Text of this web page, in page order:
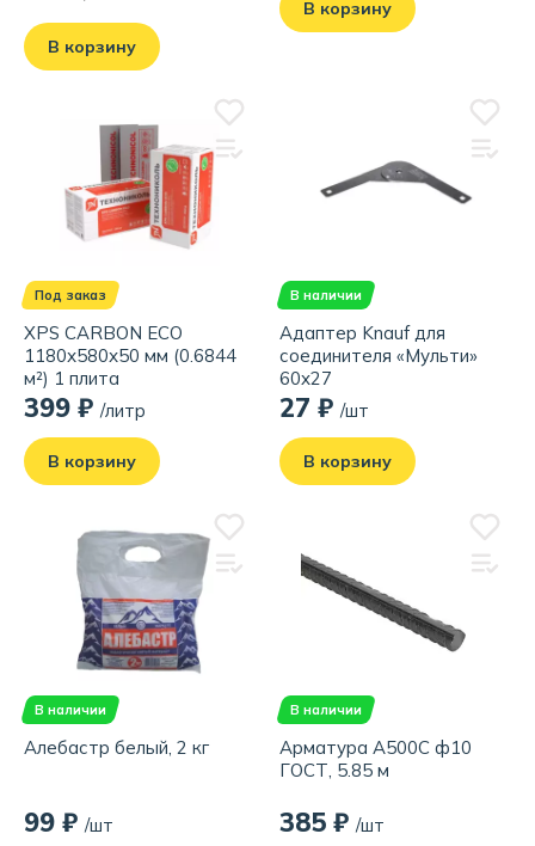
В корзину
В корзину
Под заказ
XPS CARBON ECO
1180х580х50 мм (0.6844
м²) 1 плита
399 ₽ /литр
В корзину
В наличии
Адаптер Knauf для
соединителя «Мульти»
60x27
27 ₽ /шт
В корзину
В наличии
Алебастр белый, 2 кг
99 ₽ /шт
В наличии
Арматура А500С ф10
ГОСТ, 5.85 м
385 ₽ /шт